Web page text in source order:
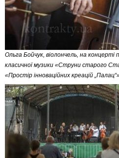
Ольга Бойчук, віолончель, на
класичної музики «Струни старого
«Простір інноваційних креацій